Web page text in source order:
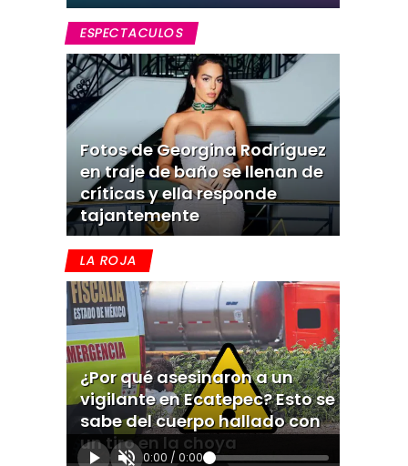
ESPECTACULOS
Fotos de Georgina Rodríguez
en traje de baño se llenan de
críticas y ella responde
tajantemente
LA ROJA
¿Por qué asesinaron a un
vigilante en Ecatepec? Esto se
sabe del cuerpo hallado con
un tiro en la choya
0:00 / 0:00